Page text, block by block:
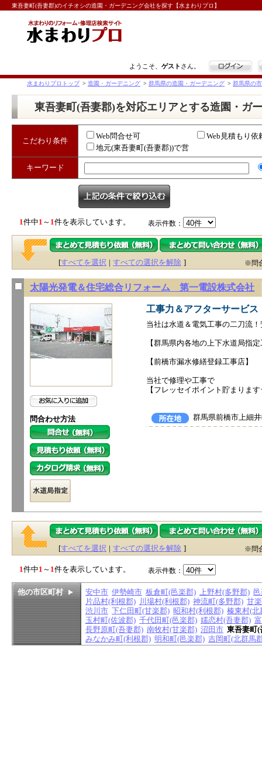
東吾妻町(吾妻郡)のイチオシの造園・ガーデニング会社を探す【水まわりプロ】
ようこそ、 ゲスト さん。 ログイン
水まわりプロトップ > 造園・ガーデニング > 群馬県の造園・ガーデニング > 群馬県の
東吾妻町(吾妻郡)を対応エリアとする造園・ガ
こだわり条件
Web問合せ可
Web見積もり依
地元(東吾妻町(吾妻郡))で営
業
キーワード
1件中1 ～ 1件を表示しています。 表示件数：
[すべてを選択 | すべての選択を解除 ] ※問
太陽光発電＆住宅総合リフォーム 第一電設株式会社
問合わせ方法
工事力＆アフターサービス
当社は水道＆電気工事の二刀流
【群馬県内各地の上下水道局指
【前橋市漏水修繕登録工事店】
当社で修理や工事で
【フレッセイポイント貯まりま
群馬県前橋市上細
[すべてを選択 | すべての選択を解除 ] ※問
1件中1 ～ 1件を表示しています。 表示件数：
他の市区町村 安中市 伊勢崎市 板倉町(邑楽郡) 上野村(多野郡)
片品村(利根郡) 川場村(利根郡) 神流町(多野郡) 甘
渋川市 下仁田町(甘楽郡) 昭和村(利根郡) 榛東村(北
玉村町(佐波郡) 千代田町(邑楽郡) 嬬恋村(吾妻郡)
長野原町(吾妻郡) 南牧村(甘楽郡) 沼田市 東吾妻町(
みなかみ町(利根郡) 明和町(邑楽郡) 吉岡町(北群馬